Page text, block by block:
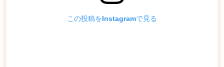
この投稿をInstagramで見る